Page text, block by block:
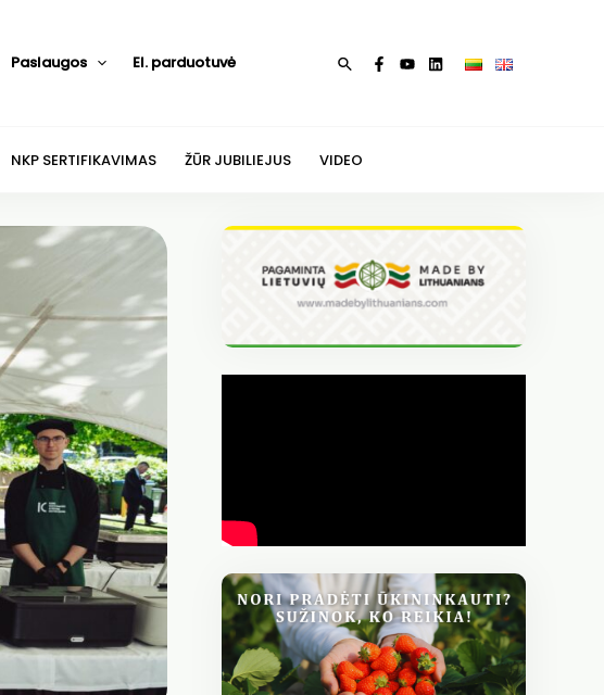
Paslaugos El. parduotuvė Paieška
NKP SERTIFIKAVIMAS ŽŪR JUBILIEJUS VIDEO